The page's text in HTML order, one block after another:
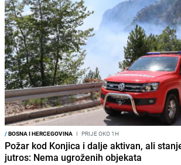
/BOSNA I HERCEGOVINA I PRIJE OKO 1H
Požar kod Konjica i dalje aktivan, ali
jutros: Nema ugroženih objekata